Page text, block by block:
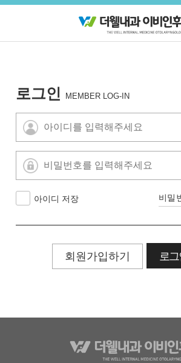
로그인 MEMBER LOG-IN
아이디 저장 비밀
회원가입하기